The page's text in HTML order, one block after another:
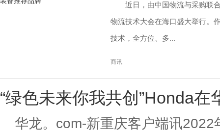
近日，由中国物流与采购联
物流技术大会在海口盛大举行。
技术，全方位、多...
商讯
“绿色未来你我共创”Honda在
华龙。com-新重庆客户端讯